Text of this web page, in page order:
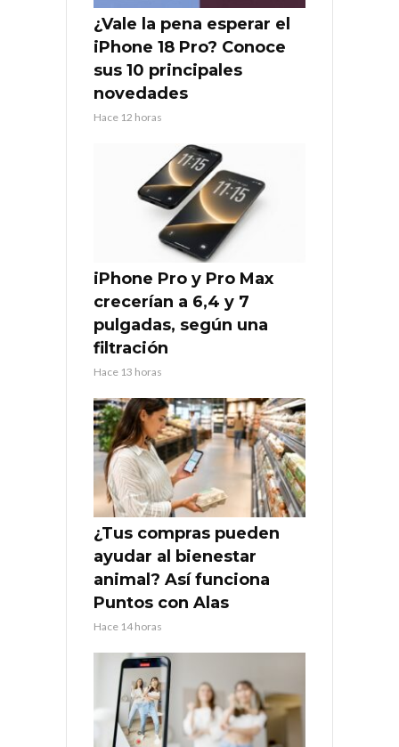
¿Vale la pena esperar el
iPhone 18 Pro? Conoce
sus 10 principales
novedades
Hace 12 horas
iPhone Pro y Pro Max
crecerían a 6,4 y 7
pulgadas, según una
filtración
Hace 13 horas
¿Tus compras pueden
ayudar al bienestar
animal? Así funciona
Puntos con Alas
Hace 14 horas